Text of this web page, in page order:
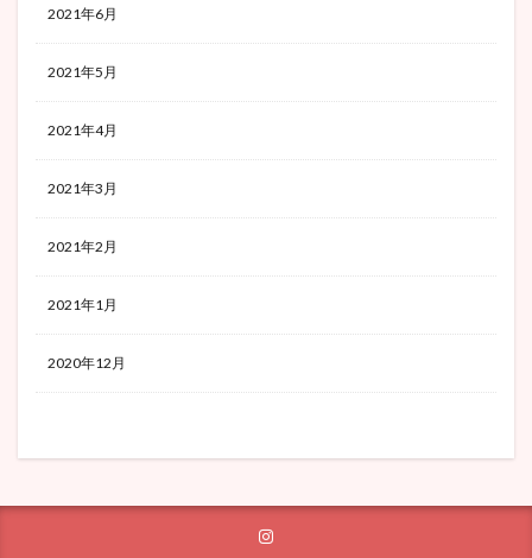
2021年6月
2021年5月
2021年4月
2021年3月
2021年2月
2021年1月
2020年12月